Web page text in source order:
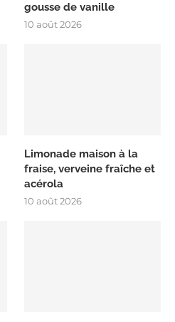
gousse de vanille
10 août 2026
Limonade maison à la
fraise, verveine fraîche et
acérola
10 août 2026